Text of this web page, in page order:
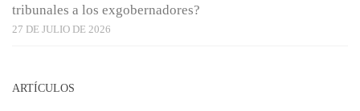
tribunales a los exgobernadores?
27 DE JULIO DE 2026
ARTÍCULOS